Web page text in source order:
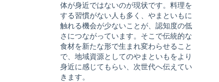
体が身近ではないのが現状です。料理を
する習慣がない人も多く、やまといもに
触れる機会が少ないことが、認知度の低
さにつながっています。そこで伝統的な
食材を新たな形で生まれ変わらせること
で、地域資源としてのやまといもをより
身近に感じてもらい、次世代へ伝えてい
きます。